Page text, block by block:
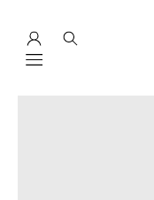
Mobile navigation